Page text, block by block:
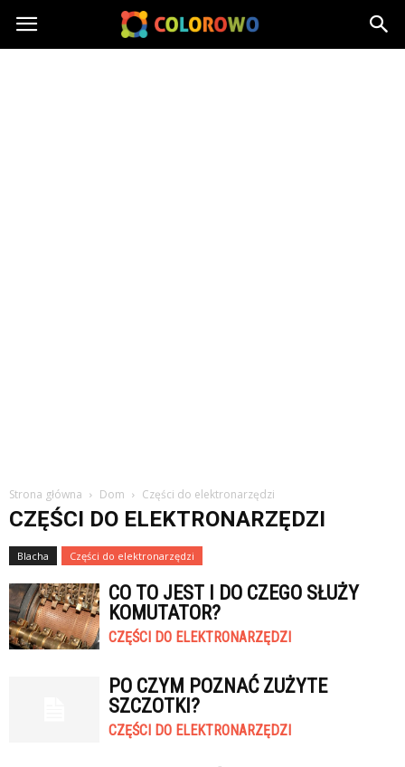
Colorowo.pl
Strona główna Dom Części do elektronarzędzi
CZĘŚCI DO ELEKTRONARZĘDZI
Blacha Części do elektronarzędzi
CO TO JEST I DO CZEGO SŁUŻY
KOMUTATOR?
CZĘŚCI DO ELEKTRONARZĘDZI
PO CZYM POZNAĆ ZUŻYTE
SZCZOTKI?
CZĘŚCI DO ELEKTRONARZĘDZI